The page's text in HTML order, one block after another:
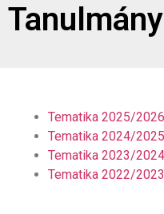
Tematika 2025/2026
Tematika 2024/2025
Tematika 2023/2024
Tematika 2022/2023